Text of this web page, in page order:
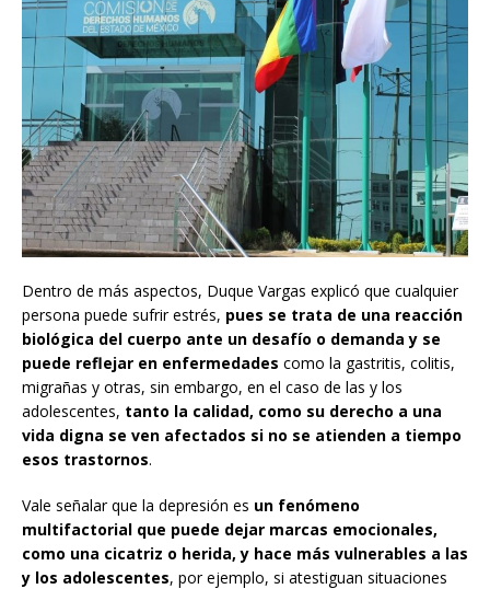
Dentro de más aspectos, Duque Vargas explicó que cualquier
persona puede sufrir estrés, pues se trata de una reacción
biológica del cuerpo ante un desafío o demanda y se
puede reflejar en enfermedades como la gastritis, colitis,
migrañas y otras, sin embargo, en el caso de las y los
adolescentes, tanto la calidad, como su derecho a una
vida digna se ven afectados si no se atienden a tiempo
esos trastornos.
Vale señalar que la depresión es un fenómeno
multifactorial que puede dejar marcas emocionales,
como una cicatriz o herida, y hace más vulnerables a las
y los adolescentes, por ejemplo, si atestiguan situaciones